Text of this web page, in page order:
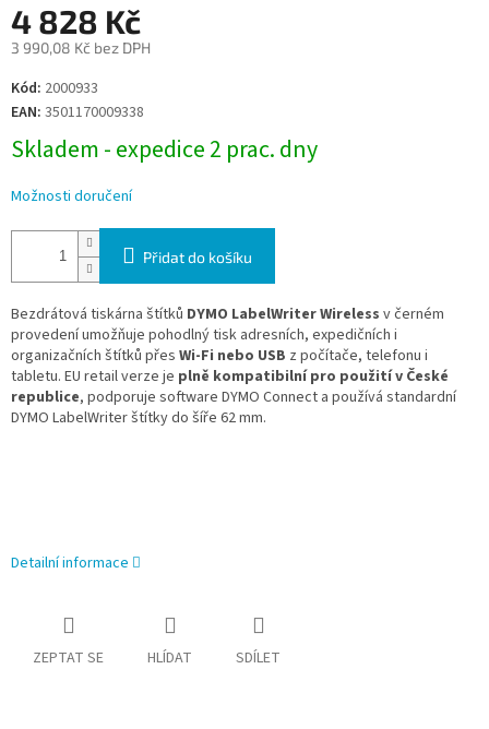
4 828 Kč
3 990,08 Kč bez DPH
Měrná
cena:
Kód: 2000933
EAN: 3501170009338
Skladem - expedice 2 prac. dny
Možnosti doručení
Přidat do košíku
Bezdrátová tiskárna štítků DYMO LabelWriter Wireless v černém
provedení umožňuje pohodlný tisk adresních, expedičních i
organizačních štítků přes Wi-Fi nebo USB z počítače, telefonu i
tabletu. EU retail verze je plně kompatibilní pro použití v České
republice, podporuje software DYMO Connect a používá standardní
DYMO LabelWriter štítky do šíře 62 mm.
Detailní informace
ZEPTAT SE HLÍDAT SDÍLET